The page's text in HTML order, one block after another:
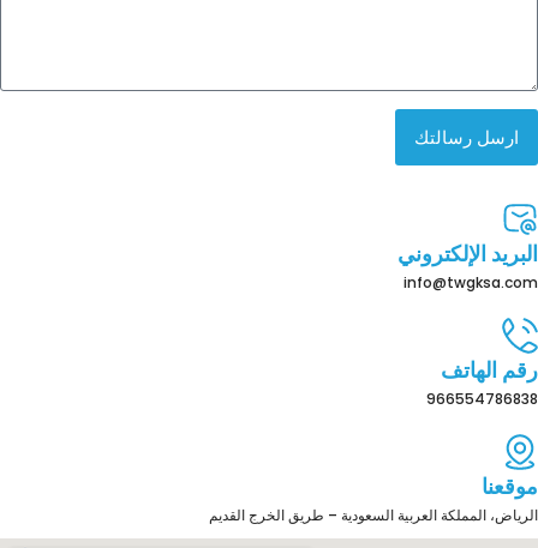
ارسل رسالتك
البريد الإلكتروني
info@twgksa.com
رقم الهاتف
966554786838
موقعنا
الرياض، المملكة العربية السعودية – طريق الخرج القديم